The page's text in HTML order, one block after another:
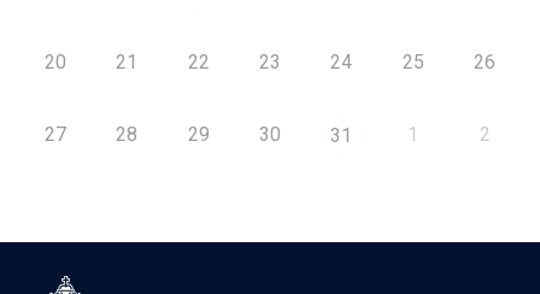
20 21 22 23 24 25 26
27 28 29 30 31 1 2